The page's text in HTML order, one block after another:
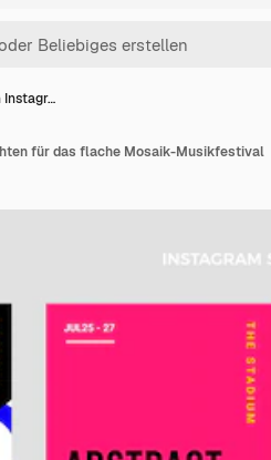
Instagr…
für das flache Mosaik-Musikfestival